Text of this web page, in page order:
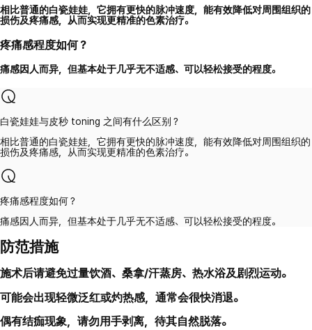
相比普通的白瓷娃娃，它拥有更快的脉冲速度，能有效降低对周围组织的
损伤及疼痛感，从而实现更精准的色素治疗。
疼痛感程度如何？
痛感因人而异，但基本处于几乎无不适感、可以轻松接受的程度。
白瓷娃娃与皮秒 toning 之间有什么区别？
相比普通的白瓷娃娃，它拥有更快的脉冲速度，能有效降低对周围组织的
损伤及疼痛感，从而实现更精准的色素治疗。
疼痛感程度如何？
痛感因人而异，但基本处于几乎无不适感、可以轻松接受的程度。
防范措施
施术后请避免过量饮酒、桑拿/汗蒸房、热水浴及剧烈运动。
可能会出现轻微泛红或灼热感，通常会很快消退。
偶有结痂现象，请勿用手剥离，待其自然脱落。